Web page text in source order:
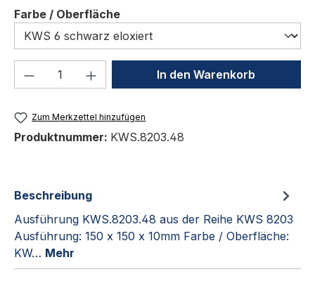
Farbe / Oberflächeauswählen
Produkt Anzahl: Gib denIn den Warenkorb
Zum Merkzettel hinzufügen
Produktnummer: KWS.8203.48
Beschreibung
Ausführung KWS.8203.48 aus der Reihe KWS 8203
Ausführung: 150 x 150 x 10mm Farbe / Oberfläche:
KW… Mehr